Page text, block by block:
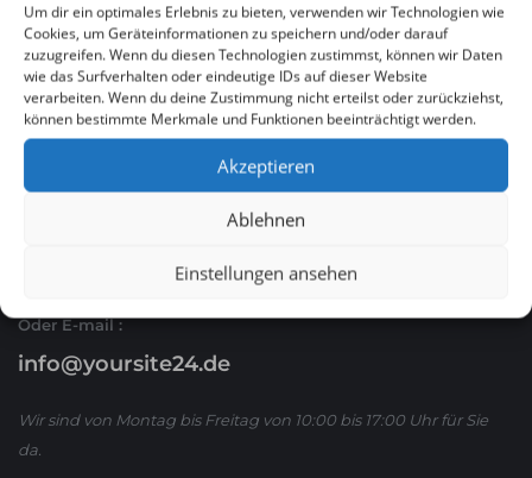
Um dir ein optimales Erlebnis zu bieten, verwenden wir Technologien wie
Cookies, um Geräteinformationen zu speichern und/oder darauf
zuzugreifen. Wenn du diesen Technologien zustimmst, können wir Daten
wie das Surfverhalten oder eindeutige IDs auf dieser Website
verarbeiten. Wenn du deine Zustimmung nicht erteilst oder zurückziehst,
können bestimmte Merkmale und Funktionen beeinträchtigt werden.
Akzeptieren
Ablehnen
Einstellungen ansehen
WHATSAPP & E-MAIL
Ruf Sie uns an
oder schreiben Sie uns über WhatsApp:
01590/ 8 63 65 63
Oder E-mail :
info@yoursite24.de
Wir sind von Montag bis Freitag von 10:00 bis 17:00 Uhr für Sie
da.